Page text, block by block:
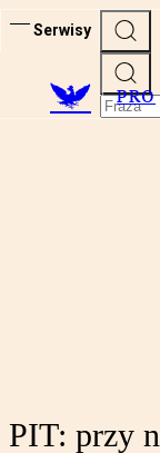
Serwisy
PRO
PIT: przy